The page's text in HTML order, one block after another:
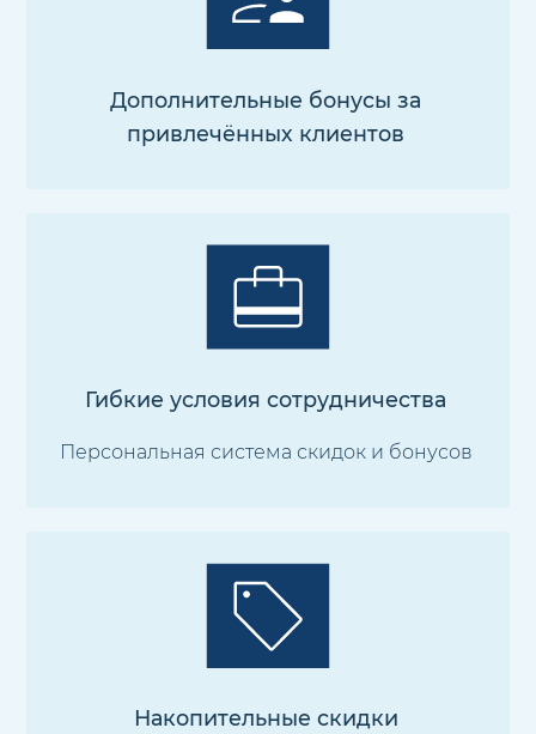
Дополнительные бонусы за
привлечённых клиентов
Гибкие условия сотрудничества
Персональная система скидок и бонусов
Накопительные скидки